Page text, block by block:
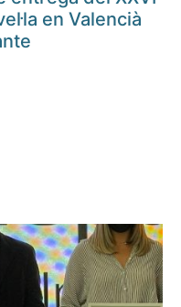
en Valencià